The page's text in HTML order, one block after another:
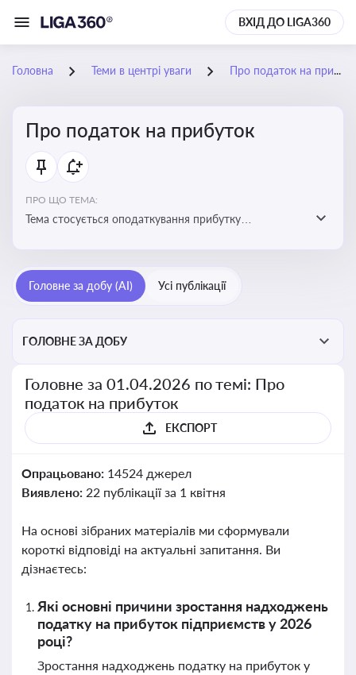
ВХІД ДО LIGA360
Головна Теми в центрі уваги Про податок на прибуток
Про податок на прибуток
ПРО ЩО ТЕМА:
Тема стосується оподаткування прибутку
звітність для бізнесу, бухгалтерів і юристів
Головне за добу (AI) Усі публікації
ГОЛОВНЕ ЗА ДОБУ
Головне за 01.04.2026 по темі: Про
податок на прибуток
ЕКСПОРТ
Опрацьовано: 14524 джерел
Виявлено: 22 публікації за 1 квітня
На основі зібраних матеріалів ми сформували
короткі відповіді на актуальні запитання. Ви
дізнаєтесь:
Які основні причини зростання надходжень
податку на прибуток підприємств у 2026
році?
Зростання надходжень податку на прибуток у